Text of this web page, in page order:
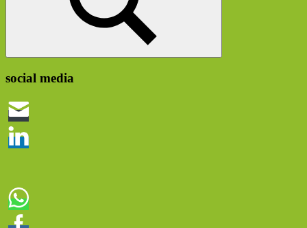
Suchen
social media